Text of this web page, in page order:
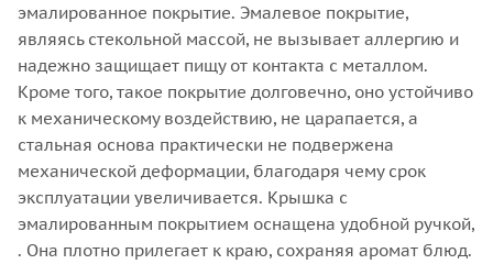
эмалированное покрытие. Эмалевое покрытие,
являясь стекольной массой, не вызывает аллергию и
надежно защищает пищу от контакта с металлом.
Кроме того, такое покрытие долговечно, оно устойчиво
к механическому воздействию, не царапается, а
стальная основа практически не подвержена
механической деформации, благодаря чему срок
эксплуатации увеличивается. Крышка с
эмалированным покрытием оснащена удобной ручкой,
. Она плотно прилегает к краю, сохраняя аромат блюд.